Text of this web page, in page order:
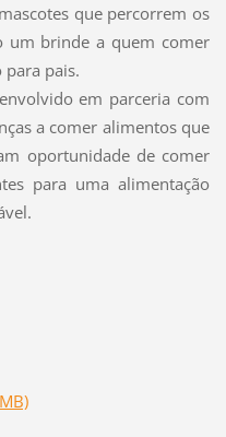
que percorrem os
um brinde a quem comer
pais.
em parceria com
a comer alimentos que
oportunidade de comer
para uma alimentação